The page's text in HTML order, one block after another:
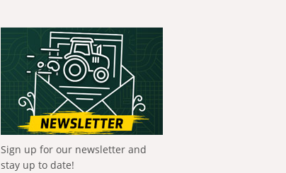
Sign up for our newsletter and
stay up to date!